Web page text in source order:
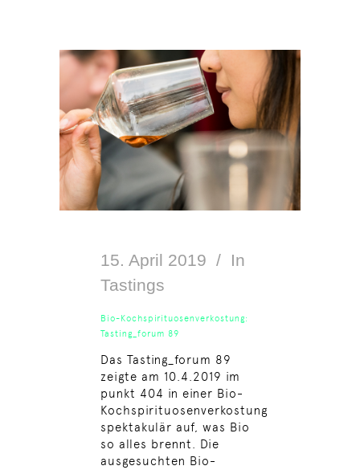
15. April 2019
In
Tastings
Bio-Kochspirituosenverkostung:
Tasting_forum 89
Das Tasting_forum 89
zeigte am 10.4.2019 im
punkt 404 in einer Bio-
Kochspirituosenverkostung
spektakulär auf, was Bio
so alles brennt. Die
ausgesuchten Bio-